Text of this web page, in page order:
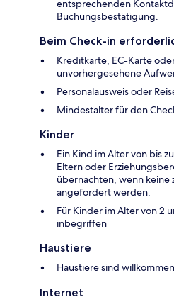
entsprechenden
Buchungsbestätigung.
Beim Check-in
Kreditkarte, EC-Karte
unvorhergesehene
Personalausweis oder
Mindestalter für den
Kinder
Ein Kind im Alter von bis
Eltern oder
übernachten, wenn keine
angefordert werden.
Für Kinder im Alter von 2
inbegriffen
Haustiere
Haustiere sind
Internet